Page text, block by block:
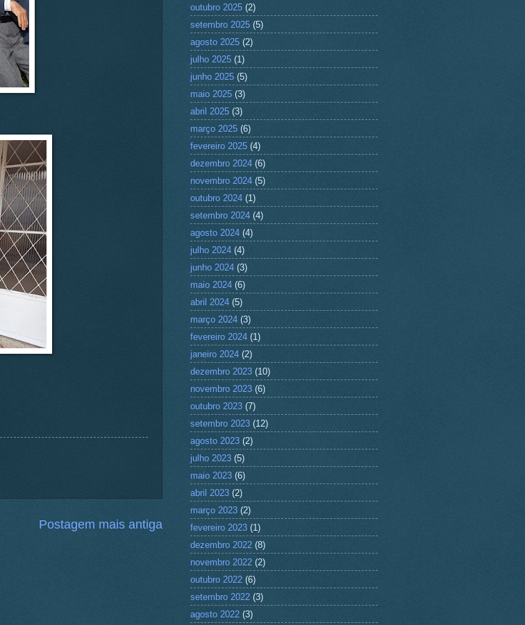
Postagem mais antiga
outubro 2025 (2)
setembro 2025 (5)
agosto 2025 (2)
julho 2025 (1)
junho 2025 (5)
maio 2025 (3)
abril 2025 (3)
março 2025 (6)
fevereiro 2025 (4)
dezembro 2024 (6)
novembro 2024 (5)
outubro 2024 (1)
setembro 2024 (4)
agosto 2024 (4)
julho 2024 (4)
junho 2024 (3)
maio 2024 (6)
abril 2024 (5)
março 2024 (3)
fevereiro 2024 (1)
janeiro 2024 (2)
dezembro 2023 (10)
novembro 2023 (6)
outubro 2023 (7)
setembro 2023 (12)
agosto 2023 (2)
julho 2023 (5)
maio 2023 (6)
abril 2023 (2)
março 2023 (2)
fevereiro 2023 (1)
dezembro 2022 (8)
novembro 2022 (2)
outubro 2022 (6)
setembro 2022 (3)
agosto 2022 (3)